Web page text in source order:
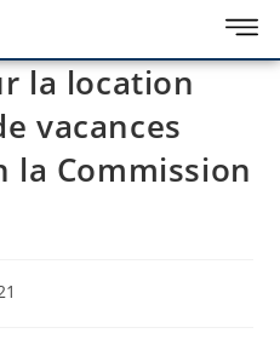
la location
vacances
la Commission